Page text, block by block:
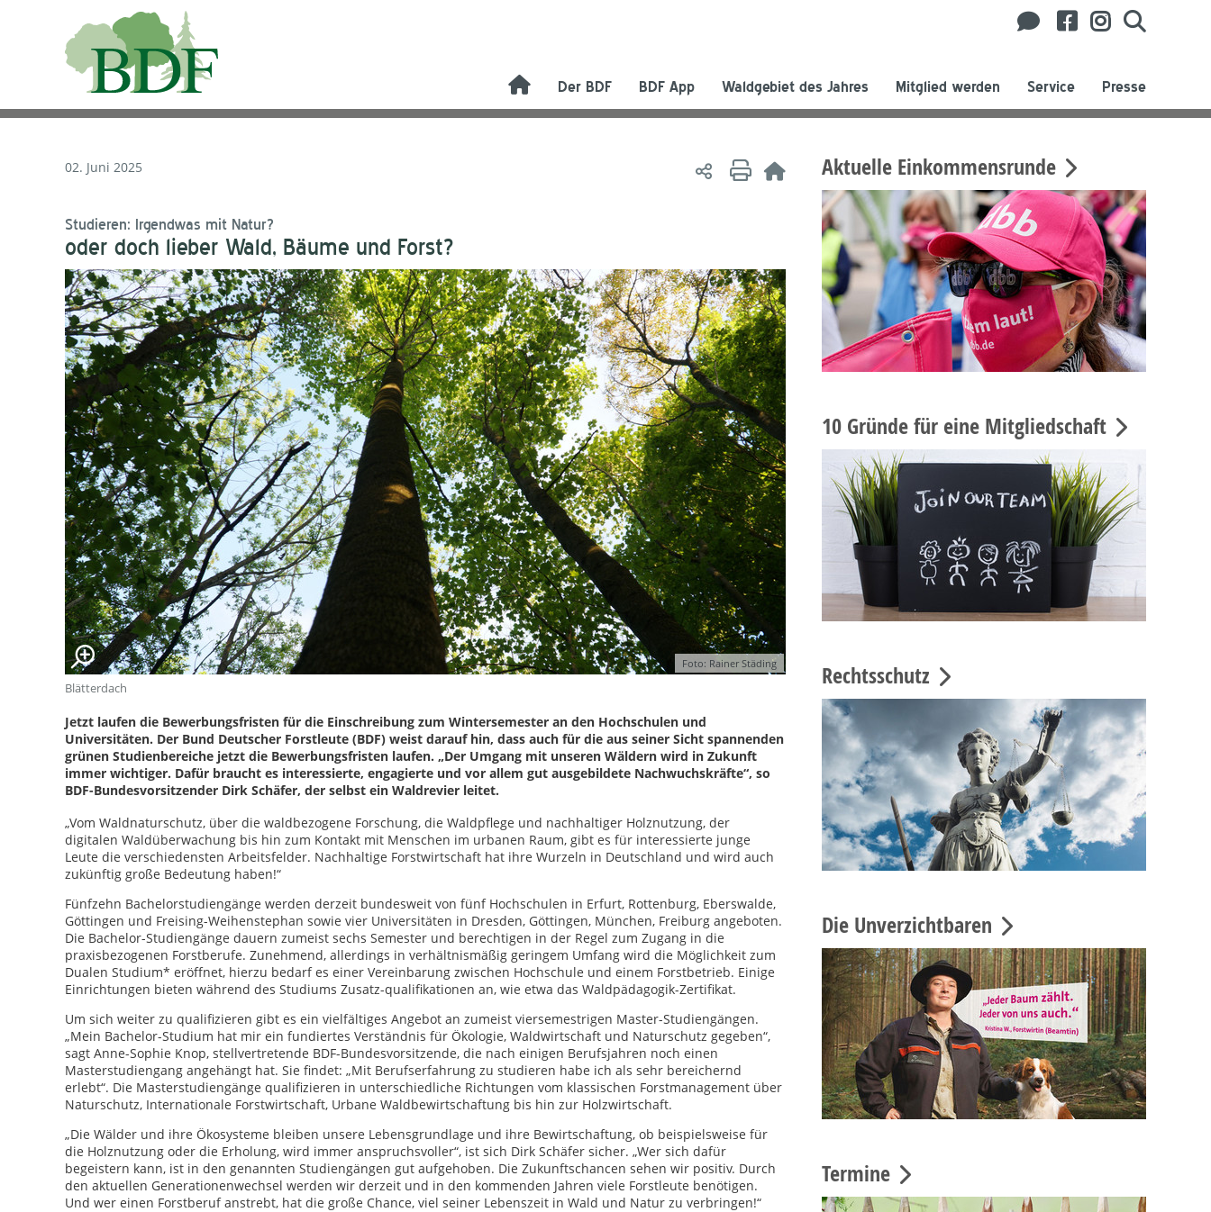
Der BDF BDF App Waldgebiet des Jahres Mitglied werden Service Presse
02. Juni 2025
Studieren: Irgendwas mit Natur?
oder doch lieber Wald, Bäume und Forst?
Foto: Rainer Städing
Blätterdach
Jetzt laufen die Bewerbungsfristen für die Einschreibung zum Wintersemester an den Hochschulen und
Universitäten. Der Bund Deutscher Forstleute (BDF) weist darauf hin, dass auch für die aus seiner Sicht spannenden
grünen Studienbereiche jetzt die Bewerbungsfristen laufen. „Der Umgang mit unseren Wäldern wird in Zukunft
immer wichtiger. Dafür braucht es interessierte, engagierte und vor allem gut ausgebildete Nachwuchskräfte“, so
BDF-Bundesvorsitzender Dirk Schäfer, der selbst ein Waldrevier leitet.
„Vom Waldnaturschutz, über die waldbezogene Forschung, die Waldpflege und nachhaltiger Holznutzung, der
digitalen Waldüberwachung bis hin zum Kontakt mit Menschen im urbanen Raum, gibt es für interessierte junge
Leute die verschiedensten Arbeitsfelder. Nachhaltige Forstwirtschaft hat ihre Wurzeln in Deutschland und wird auch
zukünftig große Bedeutung haben!“
Fünfzehn Bachelorstudiengänge werden derzeit bundesweit von fünf Hochschulen in Erfurt, Rottenburg, Eberswalde,
Göttingen und Freising-Weihenstephan sowie vier Universitäten in Dresden, Göttingen, München, Freiburg angeboten.
Die Bachelor-Studiengänge dauern zumeist sechs Semester und berechtigen in der Regel zum Zugang in die
praxisbezogenen Forstberufe. Zunehmend, allerdings in verhältnismäßig geringem Umfang wird die Möglichkeit zum
Dualen Studium* eröffnet, hierzu bedarf es einer Vereinbarung zwischen Hochschule und einem Forstbetrieb. Einige
Einrichtungen bieten während des Studiums Zusatz-qualifikationen an, wie etwa das Waldpädagogik-Zertifikat.
Um sich weiter zu qualifizieren gibt es ein vielfältiges Angebot an zumeist viersemestrigen Master-Studiengängen.
„Mein Bachelor-Studium hat mir ein fundiertes Verständnis für Ökologie, Waldwirtschaft und Naturschutz gegeben“,
sagt Anne-Sophie Knop, stellvertretende BDF-Bundesvorsitzende, die nach einigen Berufsjahren noch einen
Masterstudiengang angehängt hat. Sie findet: „Mit Berufserfahrung zu studieren habe ich als sehr bereichernd
erlebt“. Die Masterstudiengänge qualifizieren in unterschiedliche Richtungen vom klassischen Forstmanagement über
Naturschutz, Internationale Forstwirtschaft, Urbane Waldbewirtschaftung bis hin zur Holzwirtschaft.
„Die Wälder und ihre Ökosysteme bleiben unsere Lebensgrundlage und ihre Bewirtschaftung, ob beispielsweise für
die Holznutzung oder die Erholung, wird immer anspruchsvoller“, ist sich Dirk Schäfer sicher. „Wer sich dafür
begeistern kann, ist in den genannten Studiengängen gut aufgehoben. Die Zukunftschancen sehen wir positiv. Durch
den aktuellen Generationenwechsel werden wir derzeit und in den kommenden Jahren viele Forstleute benötigen.
Und wer einen Forstberuf anstrebt, hat die große Chance, viel seiner Lebenszeit in Wald und Natur zu verbringen!“
Aktuelle Einkommensrunde
10 Gründe für eine Mitgliedschaft
Rechtsschutz
Die Unverzichtbaren
Termine